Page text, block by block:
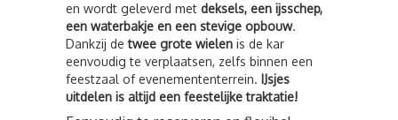
en wordt geleverd met deksels, een ijsschep,
een waterbakje en een stevige opbouw.
Dankzij detwee grote wielen is de kar
eenvoudig te verplaatsen, zelfs binnen een
feestzaal of evenemententerrein. IJsjes
uitdelen is altijd een feestelijke traktatie!